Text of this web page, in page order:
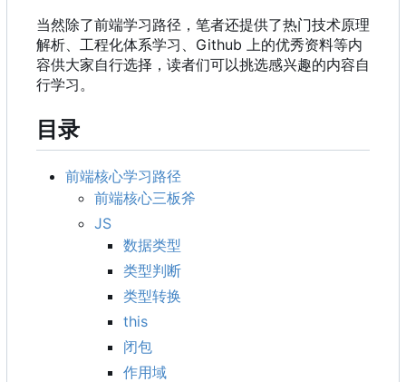
当然除了前端学习路径 ， 笔者还提供了热门技术原理
解析、工程化体系学习、Github 上的优秀资料等内
容供大家自行选择，读者们可以挑选感兴趣的内容自
行学习。
目录
前端核心学习路径
前端核心三板斧
JS
数据类型
类型判断
类型转换
this
闭包
作用域